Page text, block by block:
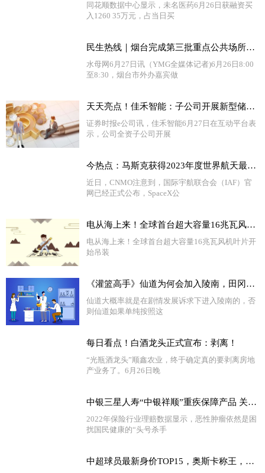
同花顺数据中心显示，未名医药6月26日获融资买
入1260 35万元，占当日买
民生热线｜烟台完成第三批重点公共场所外语标识规范行动
水母网6月27日讯（YMG全媒体记者)6月26日8:00
至8:30，烟台市外办嘉宾做
天天亮点！佳禾智能：子公司开展新型储能业务 预计9月底试产
证券时报e公司讯，佳禾智能6月27日在互动平台表
示，公司全资子公司开展
今热点：马斯克获得2023年度世界航天最高奖 星舰成功率已大增
近日，CNMO注意到，国际宇航联合会（IAF）官
网已经正式公布，SpaceX公
电从海上来！全球首台超大容量16兆瓦风机叶片开始吊装
电从海上来！全球首台超大容量16兆瓦风机叶片开
始吊装
《灌篮高手》仙道为何会加入陵南，田冈给了多少好处？|今日精选
仙道大概率就是在剧情发展诉求下进入陵南的，否
则仙道如果单纯按照这
每日看点！白酒龙头正式宣布：剥离！
“光瓶酒龙头”顺鑫农业，终于确定真的要剥离房地
产业务了。6月26日晚
中银三星人寿“中银祥顺”重疾保障产品 关注多发疾病 提质性价比高
2022年保险行业理赔数据显示，恶性肿瘤依然是困
扰国民健康的“头号杀手
中超球员最新身价TOP15，奥斯卡称王，武磊国内最高，红黑榜都有谁 今头条